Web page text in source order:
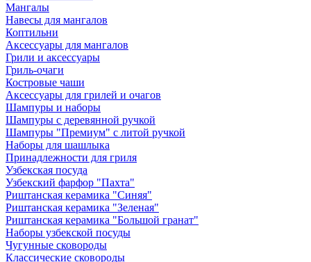
Мангалы
Навесы для мангалов
Коптильни
Аксессуары для мангалов
Грили и аксессуары
Гриль-очаги
Костровые чаши
Аксессуары для грилей и очагов
Шампуры и наборы
Шампуры с деревянной ручкой
Шампуры "Премиум" с литой ручкой
Наборы для шашлыка
Принадлежности для гриля
Узбекская посуда
Узбекский фарфор "Пахта"
Риштанская керамика "Синяя"
Риштанская керамика "Зеленая"
Риштанская керамика "Большой гранат"
Наборы узбекской посуды
Чугунные сковороды
Классические сковороды